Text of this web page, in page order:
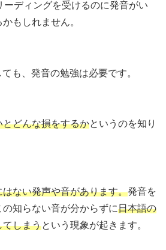
ーディングを受けるのに発音がい
もしれません。
も、発音の勉強は必要です。
どんな損をするかというのを知り
ない発声や音があります。発音を
知らない音が分からずに日本語の
てしまうという現象が起きます。